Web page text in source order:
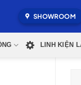
SHOWROOM
LINH KIỆN